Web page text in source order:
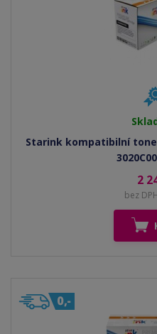
Starink kompatibilní toner
2
bez